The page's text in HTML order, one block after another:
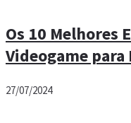
Os 10 Melhores
Videogame para
27/07/2024